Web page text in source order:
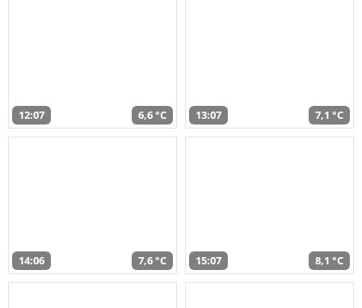
12:07 6,6 °C 13:07 7,1 °C
14:06 7,6 °C 15:07 8,1 °C